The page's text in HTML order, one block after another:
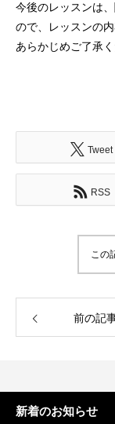
今後のレッスンは
ので、レッスンの
あらかじめご了承
Tweet
RSS
この
前の記
新着のお知らせ